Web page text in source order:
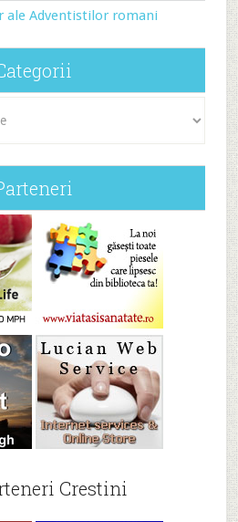
ale Adventistilor romani
Crestini